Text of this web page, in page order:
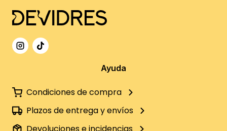
Ayuda
Condiciones de compra
Plazos de entrega y envíos